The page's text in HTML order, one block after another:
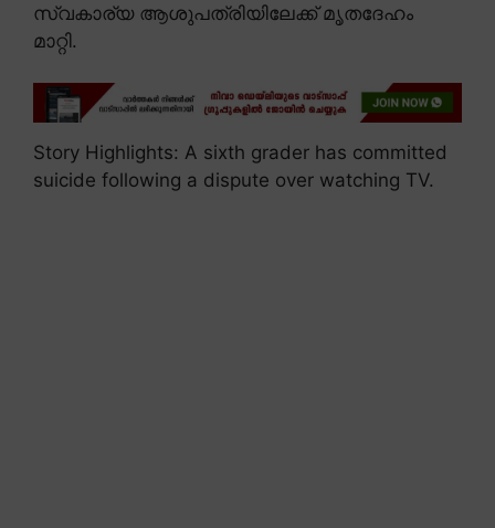
സ്വകാര്യ ആശുപത്രിയിലേക്ക് മൃതദേഹം
മാറ്റി.
Story Highlights: A sixth grader has committed
suicide following a dispute over watching TV.